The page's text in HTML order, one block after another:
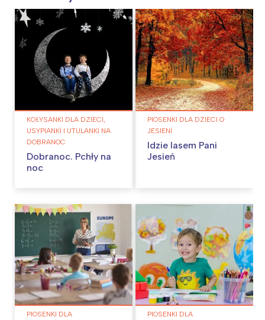
KOŁYSANKI DLA DZIECI,
USYPIANKI I UTULANKI NA
DOBRANOC
Dobranoc. Pchły na
noc
PIOSENKI DLA DZIECI O
JESIENI
Idzie lasem Pani
Jesień
PIOSENKI DLA
PIOSENKI DLA